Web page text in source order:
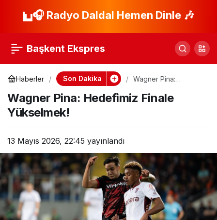
🎧 Radyo Daldal Hemen Dinle 🎶
Başkent Ekspres
Haberler Son Dakika
Wagner Pina:
Yükselmek!
Wagner Pina: Hedefimiz Finale
Yükselmek!
13 Mayıs 2026, 22:45 yayınlandı
Milli Bilek
Macaristan’da Rekor
Başarı!
Paylaş